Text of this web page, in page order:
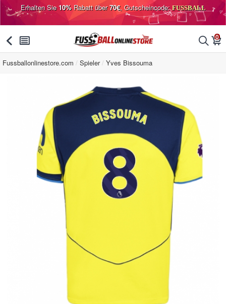
Erhalten Sie10%Rabatt über70€, Gutscheincode:FUSSBALL
󰅯 󰂩 󰂨 0
󰃦
Fussballonlinestore.com Spieler Yves Bissouma